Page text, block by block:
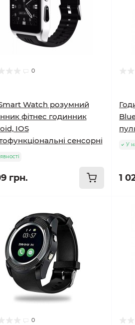
0
Watch розумний
фітнес годинник
IOS
сенсорні
грн.
У
1
0